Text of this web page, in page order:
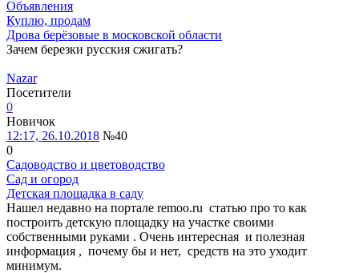
Объявления
Куплю, продам
Дрова берёзовые в московской области
Зачем березки русския сжигать?
Nazar
Посетители
0
Новичок
12:17, 26.10.2018 №40
0
Садоводство и цветоводство
Сад и огород
Детская площадка в саду
Нашел недавно на портале remoo.ru статью про то как
построить детскую площадку на участке своими
собственными руками . Очень интересная и полезная
информация , почему бы и нет, средств на это уходит
минимум.